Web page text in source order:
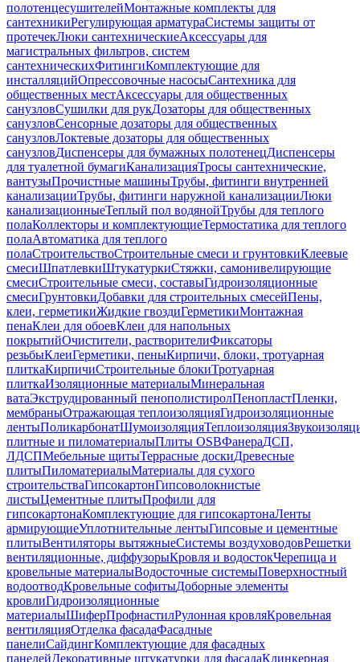
полотенцесушителейМонтажные комплекты для
сантехникиРегулирующая арматураСистемы защиты от
протечекЛюки сантехническиеАксессуары для
магистральных фильтров, систем
сантехническихФитингиКомплектующие для
инсталляцийОпрессовочные насосыСантехника для
общественных местАксессуары для общественных
санузловСушилки для рукДозаторы для общественных
санузловСенсорные дозаторы для общественных
санузловЛоктевые дозаторы для общественных
санузловДиспенсеры для бумажных полотенецДиспенсеры
для туалетной бумагиКанализацияТросы сантехнические,
вантузыПрочистные машиныТрубы, фитинги внутренней
канализацииТрубы, фитинги наружной канализацииЛюки
канализационныеТеплый пол водянойТрубы для теплого
полаКоллекторы и комплектующиеТермостатика для теплого
полаАвтоматика для теплого
полаСтроительствоСтроительные смеси и грунтовкиКлеевые
смесиШпатлевкиШтукатуркиСтяжки, самонивелирующие
смесиСтроительные смеси, составыГидроизоляционные
смесиГрунтовкиДобавки для строительных смесейПены,
клеи, герметикиЖидкие гвоздиГерметикиМонтажная
пенаКлеи для обоевКлеи для напольных
покрытийОчистители, растворителиФиксаторы
резьбыКлеиГерметики, пеныКирпичи, блоки, тротуарная
плиткаКирпичиСтроительные блокиТротуарная
плиткаИзоляционные материалыМинеральная
ватаЭкструдированный пенополистиролПенопластПленки,
мембраныОтражающая теплоизоляцияГидроизоляционные
лентыПоликарбонатШумоизоляцияТеплоизоляция
плитные и пиломатериалыПлиты OSBФанераДСП,
ЛДСПМебельные щитыТеррасные доскиДревесные
плитыПиломатериалыМатериалы для сухого
строительстваГипсокартонГипсоволокнистые
листыЦементные плитыПрофили для
гипсокартонаКомплектующие для гипсокартонаЛенты
армирующиеУплотнительные лентыГипсовые и цементные
плитыВентиляторы вытяжныеСистемы воздуховодовРешетки
вентиляционные, диффузорыКровля и водостокЧерепица и
кровельные материалыВодосточные системыПоверхностный
водоотводКровельные софитыДоборные элементы
кровлиГидроизоляционные
материалыШиферПрофнастилРулонная кровляКровельная
вентиляцияОтделка фасадаФасадные
панелиСайдингКомплектующие для фасадных
панелейДекоративные штукатурки для фасадаКлинкерная